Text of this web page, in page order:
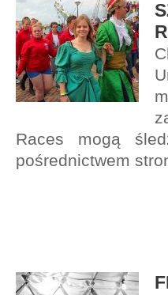
Races mogą
pośrednictwem